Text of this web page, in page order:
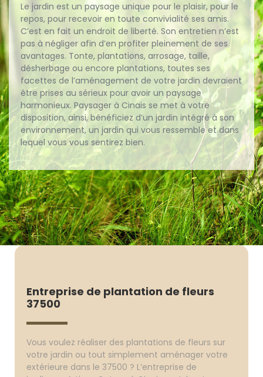
Le jardin est un paysage unique pour le plaisir, pour le
repos, pour recevoir en toute convivialité ses amis.
C’est en fait un endroit de liberté. Son entretien n’est
pas à négliger afin d’en profiter pleinement de ses
avantages. Tonte, plantations, arrosage, taille,
désherbage ou encore plantations, toutes ses
facettes de l’aménagement de votre jardin devraient
être prises au sérieux pour avoir un paysage
harmonieux. Paysager à Cinais se met à votre
disposition, ainsi, bénéficiez d’un jardin intégré à son
environnement, un jardin qui vous ressemble et dans
lequel vous vous sentirez bien.
Entreprise de plantation de fleurs
37500
Vous voulez réaliser des plantations de fleurs sur
votre jardin ou tout simplement aménager votre
extérieure dans le 37500 ? L’entreprise de